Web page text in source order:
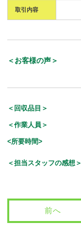
取引内容
＜お客様の声＞
＜回収品目＞
＜作業人員＞
<所要時間>
＜担当スタッフの感想＞
前へ